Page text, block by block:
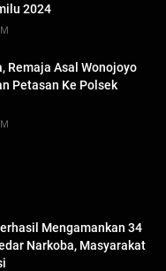
2024
Remaja Asal Wonojoyo
Petasan Ke Polsek
Mengamankan 34
Narkoba, Masyarakat